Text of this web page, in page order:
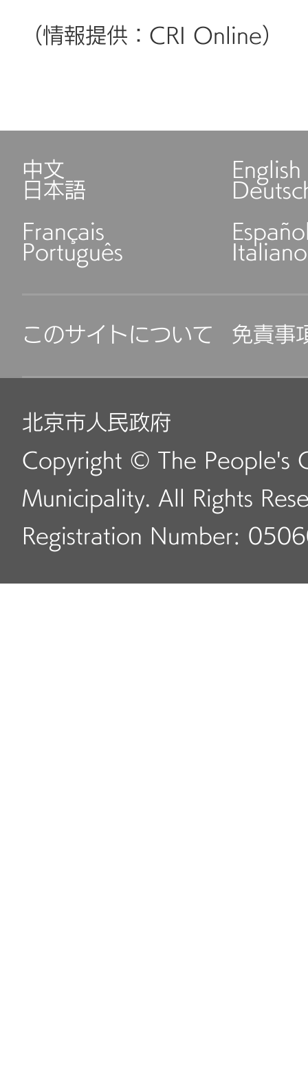
（情報提供：CRI Online）
中文 English
日本語
Français
Português Italiano
このサイトについて 免責事
北京市人民政府
Copyright © The People's
Municipality. All Rights
Registration Number: